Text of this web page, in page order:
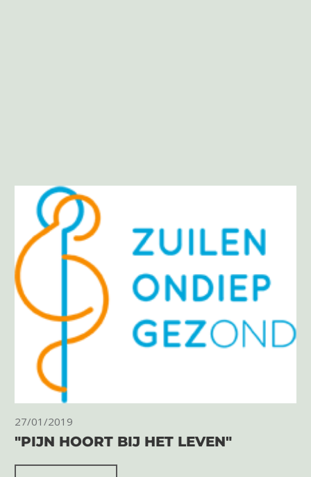
27/01/2019
"PIJN HOORT BIJ HET LEVEN"